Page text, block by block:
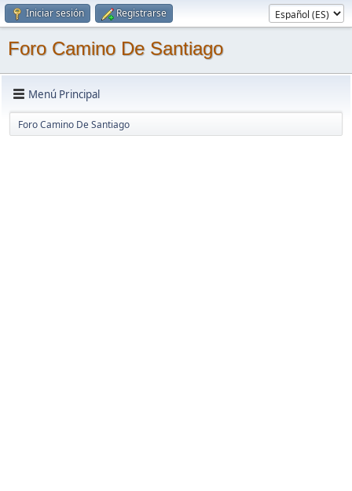
Iniciar sesión Registrarse
Foro Camino De Santiago
Menú Principal
Foro Camino De Santiago